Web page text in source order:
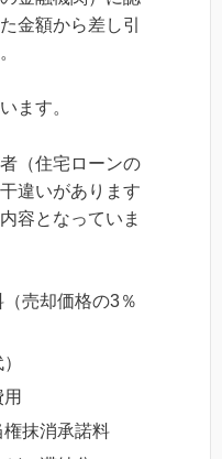
金額から差し引
ます。
（住宅ローンの
違いがあります
容となっていま
売却価格の3％
抹消承諾料